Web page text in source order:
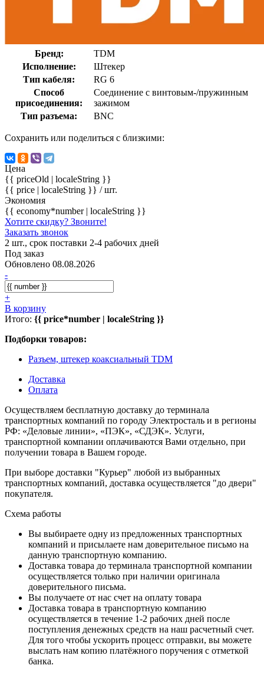
Бренд:
TDM
Исполнение:
Штекер
Тип кабеля:
RG 6
Способ
присоединения:
Соединение с винтовым-/пружинным
зажимом
Тип разъема:
BNC
Сохранить или поделиться с близкими:
Цена
{{ priceOld | localeString }}
{{ price | localeString }} / шт.
Экономия
{{ economy*number | localeString }}
Хотите скидку? Звоните!
Заказать звонок
2 шт., срок поставки 2-4 рабочих дней
Под заказ
Обновлено 08.08.2026
-
+
В корзину
Итого: {{ price*number | localeString }}
Подборки товаров:
Разъем, штекер коаксиальный TDM
Доставка
Оплата
Осуществляем бесплатную доставку до терминала
транспортных компаний по городу Электросталь и в регионы
РФ: «Деловые линии», «ПЭК», «СДЭК». Услуги,
транспортной компании оплачиваются Вами отдельно, при
получении товара в Вашем городе.
При выборе доставки "Курьер" любой из выбранных
транспортных компаний, доставка осуществляется "до двери"
покупателя.
Схема работы
Вы выбираете одну из предложенных транспортных
компаний и присылаете нам доверительное письмо на
данную транспортную компанию.
Доставка товара до терминала транспортной компании
осуществляется только при наличии оригинала
доверительного письма.
Вы получаете от нас счет на оплату товара
Доставка товара в транспортную компанию
осуществляется в течение 1-2 рабочих дней после
поступления денежных средств на наш расчетный счет.
Для того чтобы ускорить процесс отправки, вы можете
выслать нам копию платёжного поручения с отметкой
банка.